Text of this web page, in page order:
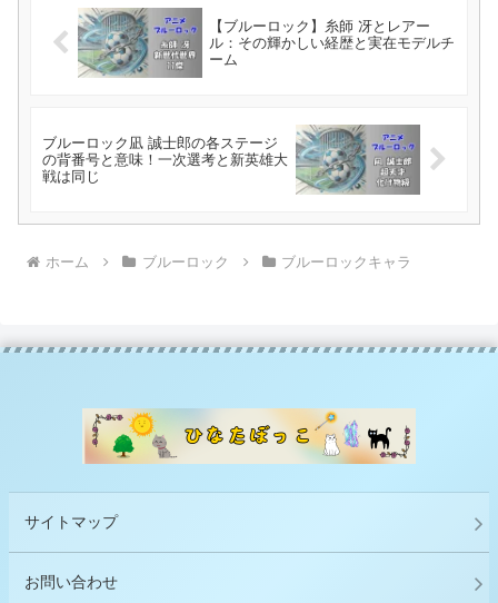
【ブルーロック】糸師 冴とレアー
ル：その輝かしい経歴と実在モデルチ
ーム
ブルーロック凪 誠士郎の各ステージ
の背番号と意味！一次選考と新英雄大
戦は同じ
ホーム ブルーロック ブルーロックキャラ
サイトマップ
お問い合わせ